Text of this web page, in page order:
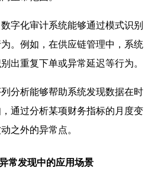
字化审计系统能够通过模式识别
。例如，在供应链管理中，系统
出重复下单或异常延迟等行为。
分析能够帮助系统发现数据在时
通过分析某项财务指标的月度变
之外的异常点。
常发现中的应用场景